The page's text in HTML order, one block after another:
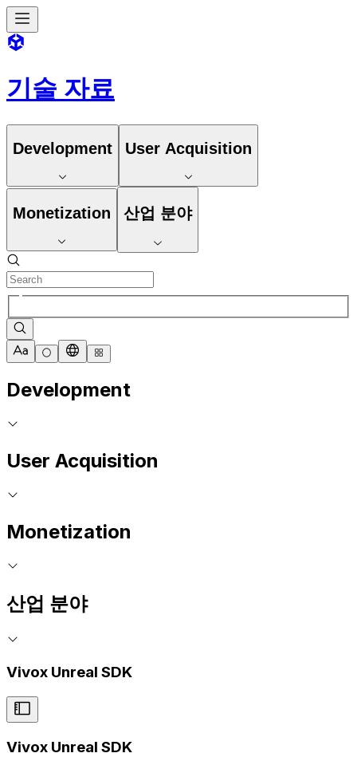
기술 자료
Development User Acquisition
Monetization 산업 분야
Development
User Acquisition
Monetization
산업 분야
Vivox Unreal SDK
Vivox Unreal SDK